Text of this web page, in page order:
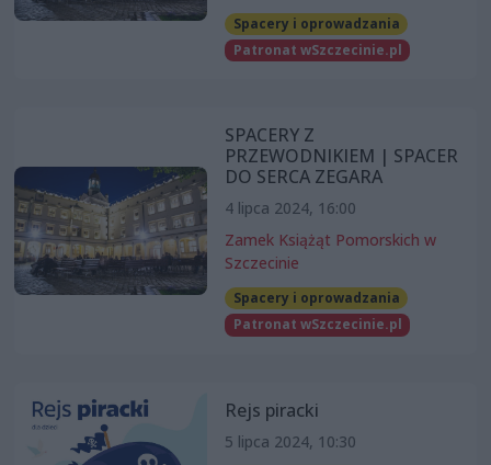
Spacery i oprowadzania
Patronat wSzczecinie.pl
SPACERY Z
PRZEWODNIKIEM | SPACER
DO SERCA ZEGARA
4 lipca 2024, 16:00
Zamek Książąt Pomorskich w
Szczecinie
Spacery i oprowadzania
Patronat wSzczecinie.pl
Rejs piracki
5 lipca 2024, 10:30